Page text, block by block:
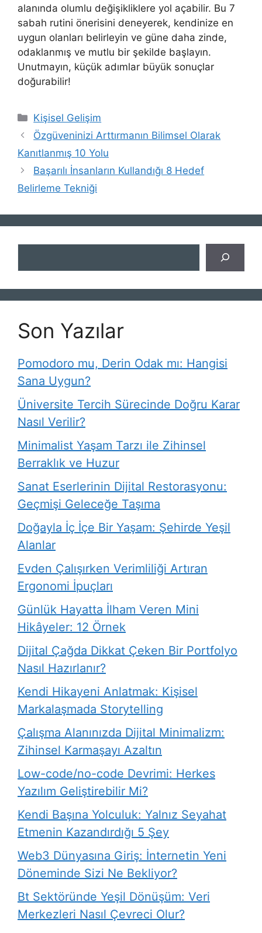
alanında olumlu değişikliklere yol açabilir. Bu 7
sabah rutini önerisini deneyerek, kendinize en
uygun olanları belirleyin ve güne daha zinde,
odaklanmış ve mutlu bir şekilde başlayın.
Unutmayın, küçük adımlar büyük sonuçlar
doğurabilir!
Kategoriler
Kişisel Gelişim
Özgüveninizi Arttırmanın Bilimsel Olarak
Kanıtlanmış 10 Yolu
Başarılı İnsanların Kullandığı 8 Hedef
Belirleme Tekniği
Son Yazılar
Pomodoro mu, Derin Odak mı: Hangisi
Sana Uygun?
Üniversite Tercih Sürecinde Doğru Karar
Nasıl Verilir?
Minimalist Yaşam Tarzı ile Zihinsel
Berraklık ve Huzur
Sanat Eserlerinin Dijital Restorasyonu:
Geçmişi Geleceğe Taşıma
Doğayla İç İçe Bir Yaşam: Şehirde Yeşil
Alanlar
Evden Çalışırken Verimliliği Artıran
Ergonomi İpuçları
Günlük Hayatta İlham Veren Mini
Hikâyeler: 12 Örnek
Dijital Çağda Dikkat Çeken Bir Portfolyo
Nasıl Hazırlanır?
Kendi Hikayeni Anlatmak: Kişisel
Markalaşmada Storytelling
Çalışma Alanınızda Dijital Minimalizm:
Zihinsel Karmaşayı Azaltın
Low-code/no-code Devrimi: Herkes
Yazılım Geliştirebilir Mi?
Kendi Başına Yolculuk: Yalnız Seyahat
Etmenin Kazandırdığı 5 Şey
Web3 Dünyasına Giriş: İnternetin Yeni
Döneminde Sizi Ne Bekliyor?
Bt Sektöründe Yeşil Dönüşüm: Veri
Merkezleri Nasıl Çevreci Olur?